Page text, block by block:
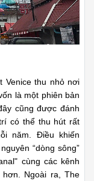
Venice thu nhỏ nơi
là một phiên bản
cũng được đánh
có thể thu hút rất
năm. Điều khiến
“dòng sông”
cùng các kênh
Ngoài ra, The